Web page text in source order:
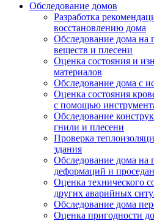
Обследование домов
Разработка
восстановлению дома
Обследование дома на
веществ и плесени
Оценка состояния и
материалов
Обследование дома с
Оценка состояния
с помощью
Обследование
гнили и плесени
Проверка
здания
Обследование дома на
деформаций и
Оценка технического
других аварийных
Обследование дома
Оценка пригодности